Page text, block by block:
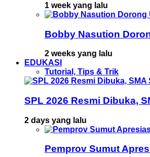
1 week yang lalu
Bobby Nasution
2 weeks yang lalu
EDUKASI
Tutorial, Tips & Trik
SPL 2026 Resmi Dibuka,
2 days yang lalu
Pemprov Sumut